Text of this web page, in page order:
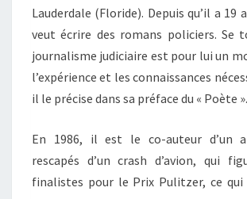
Lauderdale (Floride). Depuis qu’il a 19
veut écrire des romans policiers. Se
journalisme judiciaire est pour lui un
l’expérience et les connaissances
il le précise dans sa préface du « Poète ».
En 1986, il est le co-auteur d’un
rescapés d’un crash d’avion, qui
finalistes pour le Prix Pulitzer, ce